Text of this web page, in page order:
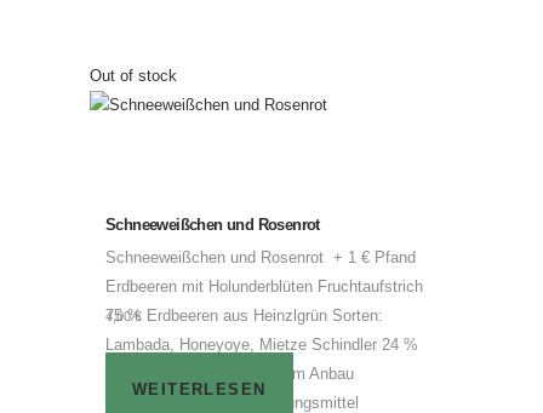
Out of stock
Schneeweißchen und Rosenrot
Schneeweißchen und Rosenrot + 1 € Pfand
Erdbeeren mit Holunderblüten Fruchtaufstrich
75 % Erdbeeren aus Heinzlgrün Sorten:
Lambada, Honeyoye, Mietze Schindler 24 %
Zucker, Zitrone aus eigenem Anbau
Geliermittel Pektin, Säuerungsmittel
4,00€
WEITERLESEN